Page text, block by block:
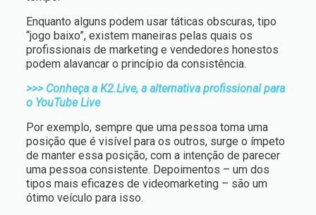
Enquanto alguns podem usar táticas obscuras, tipo
“jogo baixo”, existem maneiras pelas quais os
profissionais de marketing e vendedores honestos
podem alavancar o princípio da consistência.
>>> Conheça a K2.Live, a alternativa profissional para
o YouTube Live
Por exemplo, sempre que uma pessoa toma uma
posição que é visível para os outros, surge o ímpeto
de manter essa posição, com a intenção de parecer
uma pessoa consistente. Depoimentos – um dos
tipos mais eficazes de videomarketing – são um
ótimo veículo para isso.